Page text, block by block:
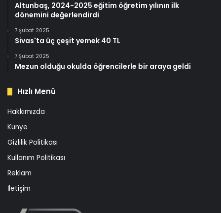
Altunbaş, 2024-2025 eğitim öğretim yılının ilk
dönemini değerlendirdi
7 Şubat 2025
Sivas'ta üç çeşit yemek 40 TL
7 Şubat 2025
Mezun olduğu okulda öğrencilerle bir araya geldi
Hızlı Menü
Hakkımızda
Künye
Gizlilik Politikası
Kullanım Politikası
Reklam
İletişim